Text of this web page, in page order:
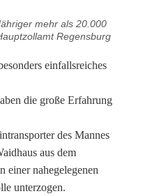
mehr als 20.000
Regensburg
einfallsreiches
die große Erfahrung
des Mannes
aus dem
einer nahegelegenen
unterzogen.